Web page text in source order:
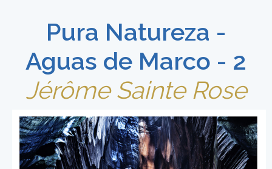
Pura Natureza -
Aguas de Marco - 2
Jérôme Sainte Rose